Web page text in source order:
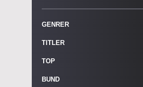
GENRER
TITLER
TOP
BUND